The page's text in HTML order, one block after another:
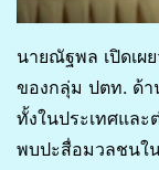
นายณัฐพล เปิดเผ
ของกลุ่ม ปตท. ด้า
ทั้งในประเทศและ
พบปะสื่อมวลชนใ